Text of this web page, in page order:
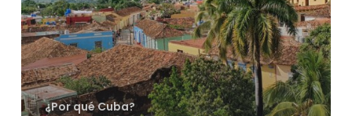
¿Por qué Cuba?